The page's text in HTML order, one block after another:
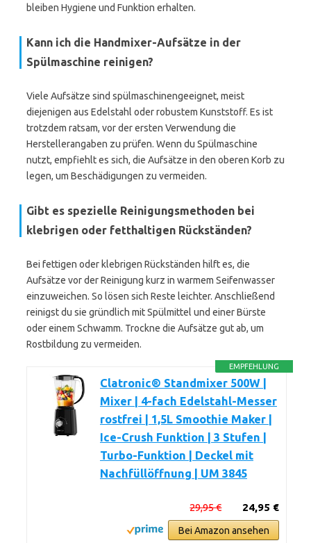
bleiben Hygiene und Funktion erhalten.
Kann ich die Handmixer-Aufsätze in der
Spülmaschine reinigen?
Viele Aufsätze sind spülmaschinengeeignet, meist
diejenigen aus Edelstahl oder robustem Kunststoff. Es ist
trotzdem ratsam, vor der ersten Verwendung die
Herstellerangaben zu prüfen. Wenn du Spülmaschine
nutzt, empfiehlt es sich, die Aufsätze in den oberen Korb zu
legen, um Beschädigungen zu vermeiden.
Gibt es spezielle Reinigungsmethoden bei
klebrigen oder fetthaltigen Rückständen?
Bei fettigen oder klebrigen Rückständen hilft es, die
Aufsätze vor der Reinigung kurz in warmem Seifenwasser
einzuweichen. So lösen sich Reste leichter. Anschließend
reinigst du sie gründlich mit Spülmittel und einer Bürste
oder einem Schwamm. Trockne die Aufsätze gut ab, um
Rostbildung zu vermeiden.
EMPFEHLUNG
Clatronic® Standmixer 500W |
Mixer | 4-fach Edelstahl-Messer
rostfrei | 1,5L Smoothie Maker |
Ice-Crush Funktion | 3 Stufen |
Turbo-Funktion | Deckel mit
Nachfüllöffnung | UM 3845
24,95 €
29,95 €
Bei Amazon ansehen